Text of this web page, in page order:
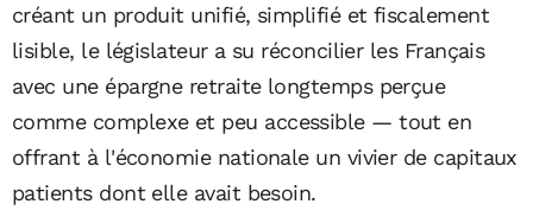
créant un produit unifié, simplifié et fiscalement
lisible, le législateur a su réconcilier les Français
avec une épargne retraite longtemps perçue
comme complexe et peu accessible — tout en
offrant à l'économie nationale un vivier de capitaux
patients dont elle avait besoin.